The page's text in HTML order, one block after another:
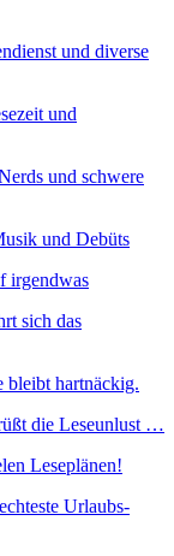
und diverse
und
und schwere
und Debüts
irgendwas
sich das
bleibt hartnäckig.
die Leseunlust …
Leseplänen!
Urlaubs-